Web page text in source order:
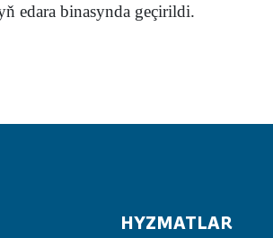
edara binasynda geçirildi.
HYZMATLAR